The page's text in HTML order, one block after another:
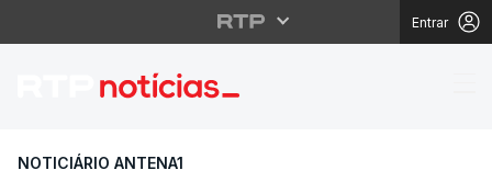
Entrar
14h Ministra da
NOTICIÁRIO ANTENA1